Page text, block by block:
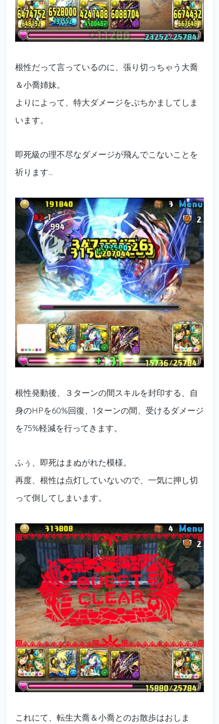
根性だって言っているのに、張り切っちゃう大喬
＆小喬姉妹。
よりによって、特大ダメージをぶちかましてしま
います。
即死級の理不尽なダメージが飛んでこないことを
祈ります…
根性発動後、３ターンの間スキルを封印する、自
身のHPを60%回復、1ターンの間、受けるダメージ
を75%軽減を行ってきます。
ふぅ、即死はまぬがれた模様。
再度、根性は点灯していないので、一気に押し切
って倒してしまいます。
これにて、転生大喬＆小喬とのお散歩はおしま